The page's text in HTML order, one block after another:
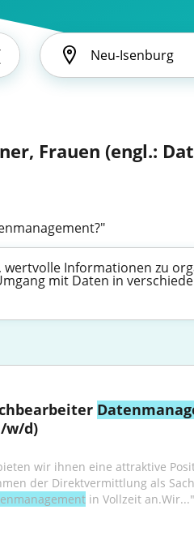
Frauen (engl.:
Informationen zu
mit Daten in
w/d)
wir ihnen eine attraktive
in Vollzeit an.Wir..."